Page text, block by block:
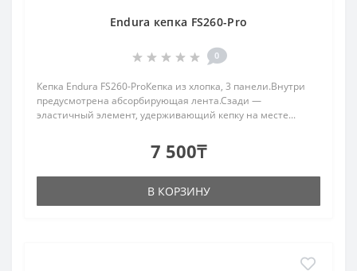
Endura кепка FS260-Pro
0
Кепка Endura FS260-ProКепка из хлопка, 3 панели.Внутри
предусмотрена абсорбирующая лента.Сзади —
эластичный элемент, удерживающий кепку на месте...
7 500₸
В КОРЗИНУ